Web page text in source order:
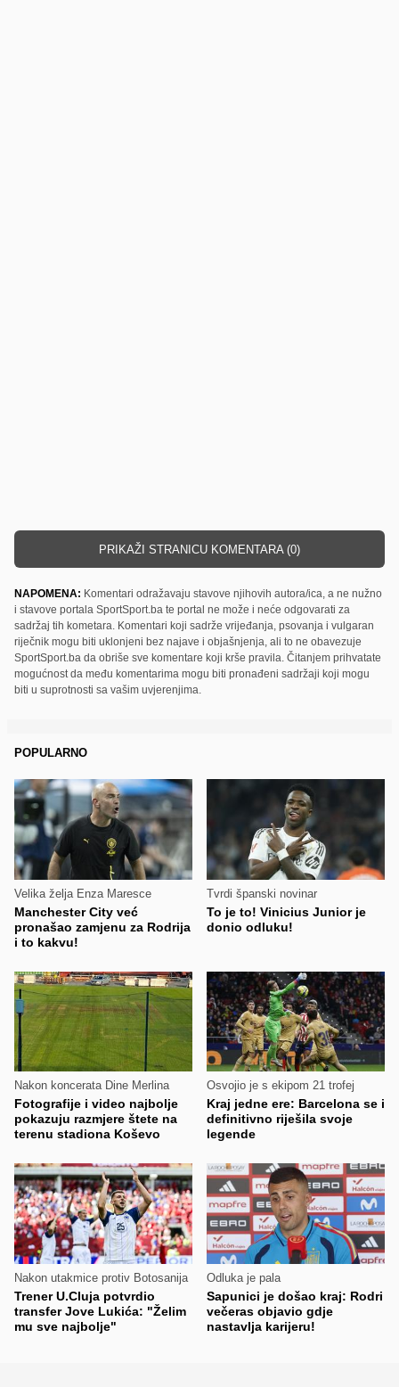
PRIKAŽI STRANICU KOMENTARA (0)
NAPOMENA: Komentari odražavaju stavove njihovih autora/ica, a ne nužno
i stavove portala SportSport.ba te portal ne može i neće odgovarati za
sadržaj tih kometara. Komentari koji sadrže vrijeđanja, psovanja i vulgaran
riječnik mogu biti uklonjeni bez najave i objašnjenja, ali to ne obavezuje
SportSport.ba da obriše sve komentare koji krše pravila. Čitanjem prihvatate
mogućnost da među komentarima mogu biti pronađeni sadržaji koji mogu
biti u suprotnosti sa vašim uvjerenjima.
POPULARNO
Velika želja Enza Maresce
Manchester City već
pronašao zamjenu za Rodrija
i to kakvu!
Tvrdi španski novinar
To je to! Vinicius Junior je
donio odluku!
Nakon koncerata Dine Merlina
Fotografije i video najbolje
pokazuju razmjere štete na
terenu stadiona Koševo
Osvojio je s ekipom 21 trofej
Kraj jedne ere: Barcelona se i
definitivno riješila svoje
legende
Nakon utakmice protiv Botosanija
Trener U.Cluja potvrdio
transfer Jove Lukića: "Želim
mu sve najbolje"
Odluka je pala
Sapunici je došao kraj: Rodri
večeras objavio gdje
nastavlja karijeru!